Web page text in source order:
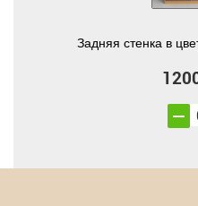
Задняя стенка в